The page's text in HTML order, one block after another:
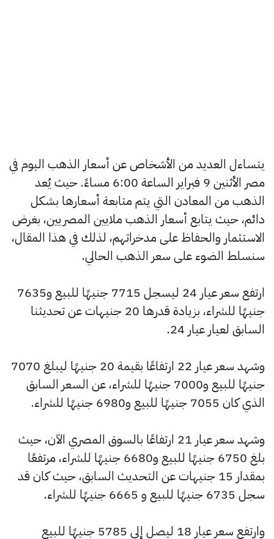
يتساءل العديد من الأشخاص عن أسعار الذهب اليوم في
مصر الأثنين 9 فبراير الساعة 6:00 مساءً. حيث يُعد
الذهب من المعادن التي يتم متابعة أسعارها بشكل
دائم، حيث يتابع أسعار الذهب ملايين المصريين، بغرض
الاستثمار والحفاظ على مدخراتهم، لذلك في هذا المقال،
سنسلط الضوء على سعر الذهب الحالي.
ارتفع سعر عيار 24 ليسجل 7715 جنيهًا للبيع و7635
جنيهًا للشراء، بزيادة قدرها 20 جنيهات عن تحديثنا
السابق لعيار عيار 24.
وشهد سعر عيار 22 ارتفاعًا بقيمة 20 جنيهًا ليبلغ 7070
جنيهًا للبيع و7000 جنيهًا للشراء، عن السعر السابق
الذي كان 7055 جنيهًا للبيع و6980 جنيهًا للشراء.
وشهد سعر عيار 21 ارتفاعًا بالسوق المصري الآن، حيث
بلغ 6750 جنيهًا للبيع و6680 جنيهًا للشراء، مرتفعًا
بمقدار 15 جنيهات عن التحديث السابق، حيث كان قد
سجل 6735 جنيهًا للبيع و 6665 جنيهًا للشراء.
وارتفع سعر عيار 18 ليصل إلى 5785 جنيهًا للبيع